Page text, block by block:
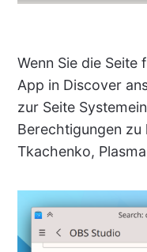
Wenn Sie die Seite
App in Discover
zur Seite
Berechtigungen
Tkachenko,